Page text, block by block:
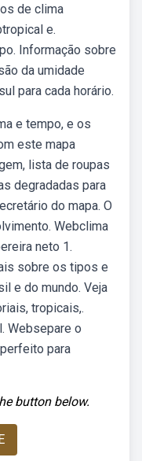
de clima
e.
Informação sobre
da umidade
para cada horário.
e tempo, e os
este mapa
lista de roupas
degradadas para
do mapa. O
Webclima
neto 1.
sobre os tipos e
e do mundo. Veja
tropicais,.
Websepare o
para
button below.